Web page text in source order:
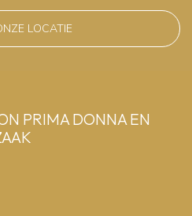
LOCATIE
PRIMA DONNA EN